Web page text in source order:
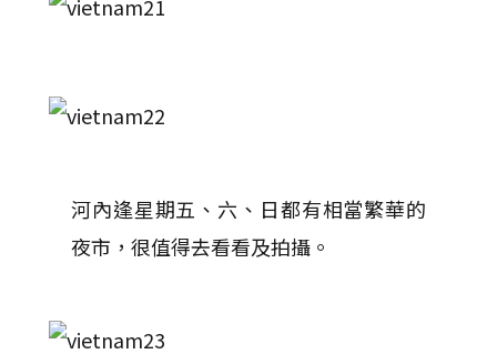
河內逢星期五、六、日都有相當繁華的
夜市，很值得去看看及拍攝。